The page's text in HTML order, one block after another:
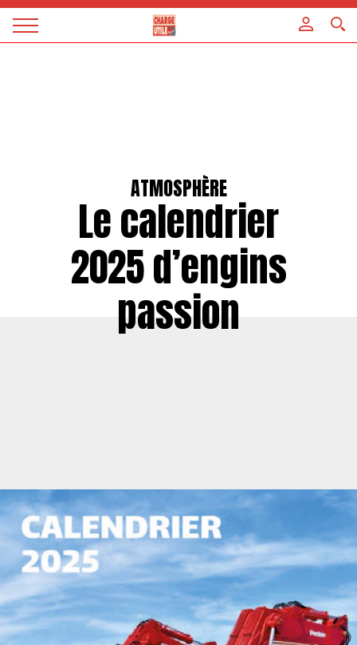
Magazine
ATMOSPHÈRE
Le calendrier
2025 d’engins
passion
Panneau de gestion des cookies